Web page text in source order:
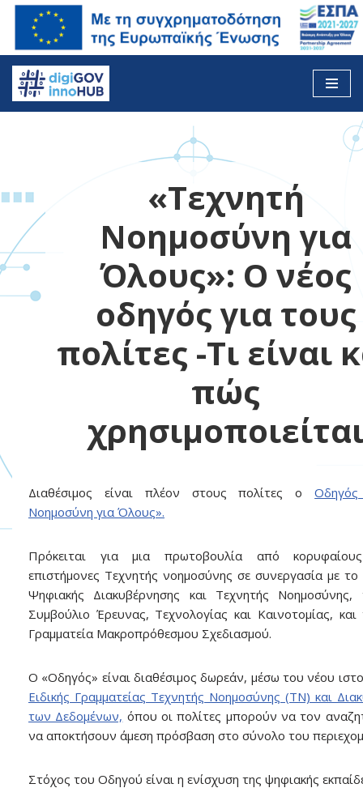
to
content
«Τεχνητή
Νοημοσύνη για
Όλους»: Ο νέος
οδηγός για τους
πολίτες -Τι είναι
πώς
Διαθέσιμος είναι πλέον στους πολίτες ο
Νοημοσύνη για Όλους».
Πρόκειται για μια πρωτοβουλία από
επιστήμονες Τεχνητής νοημοσύνης σε συνεργασία με το
Ψηφιακής Διακυβέρνησης και Τεχνητής Νοημοσύνης,
Συμβούλιο Έρευνας, Τεχνολογίας και Καινοτομίας, και
Γραμματεία Μακροπρόθεσμου Σχεδιασμού.
Ο «Οδηγός» είναι διαθέσιμος δωρεάν, μέσω του νέου
Ειδικής Γραμματείας Τεχνητής Νοημοσύνης (ΤΝ) και
των Δεδομένων, όπου οι πολίτες μπορούν να τον
να αποκτήσουν άμεση πρόσβαση στο σύνολο του
Στόχος του Οδηγού είναι η ενίσχυση της ψηφιακής